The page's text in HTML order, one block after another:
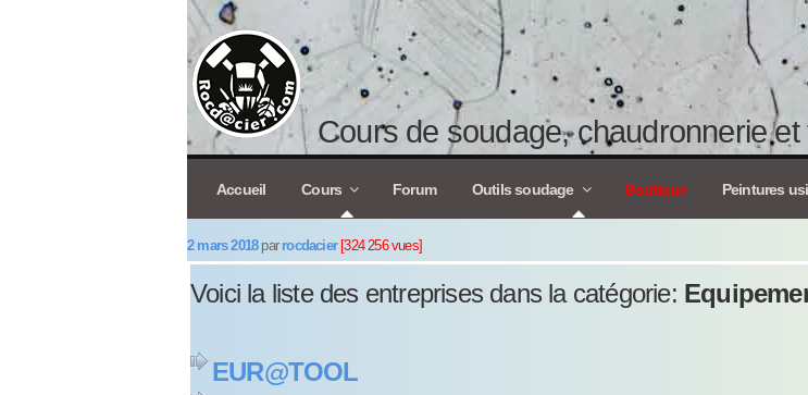
Cours de soudage, chaudronnerie et
Accueil Cours Forum Outils soudage Boutique Peintures
2 mars 2018par rocdacier[324 256 vues]
Voici la liste des entreprises dans la catégorie:
EUR@TOOL